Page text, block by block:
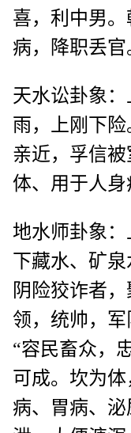
喜，利中男
病，降职丢官
天水讼卦象
雨，上刚下
亲近，孚信
体、用于人身
地水师卦象
下藏水、矿
阴险狡诈者
领，统帅，军
“容民畜众，
可成。坎为
病、胃病、